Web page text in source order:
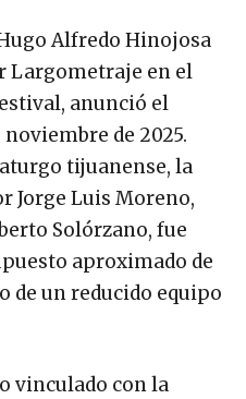
Alfredo Hinojosa
Largometraje en el
anunció el
de 2025.
tijuanense, la
Jorge Luis Moreno,
Solórzano, fue
aproximado de
de un reducido equipo
vinculado con la